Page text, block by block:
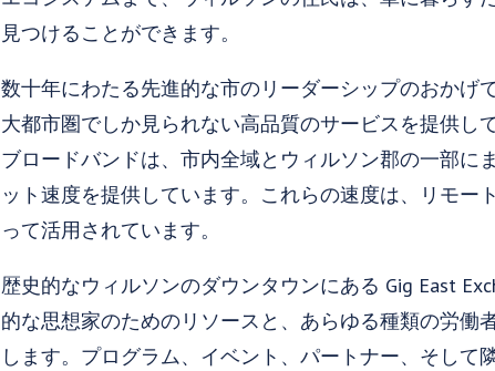
見つけることができます。
数十年にわたる先進的な市のリーダーシップのおかげ
大都市圏でしか見られない高品質のサービスを提供し
ブロードバンドは、市内全域とウィルソン郡の一部に
ット速度を提供しています。これらの速度は、リモー
って活用されています。
歴史的なウィルソンのダウンタウンにある Gig East
的な思想家のためのリソースと、あらゆる種類の労
します。プログラム、イベント、パートナー、そし